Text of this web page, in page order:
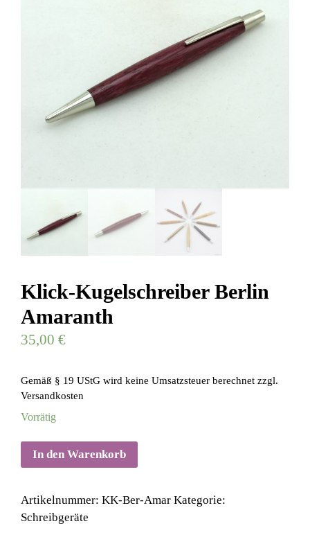
Klick-Kugelschreiber Berlin
Amaranth
35,00 €
Gemäß § 19 UStG wird keine Umsatzsteuer berechnet zzgl.
Versandkosten
Vorrätig
In den Warenkorb
Artikelnummer: KK-Ber-Amar Kategorie:
Schreibgeräte